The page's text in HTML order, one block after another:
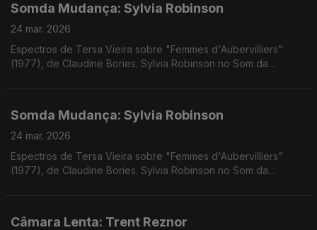
Somda Mudança: Sylvia Robinson
24 mar. 2026
Espectros de Tersa Vieira sobre "Femmes d'Aubervilliers"
(1977), de Claudine Bories. Sylvia Robinson no Som da
Somda Mudança: Sylvia Robinson
24 mar. 2026
Espectros de Tersa Vieira sobre "Femmes d'Aubervilliers"
(1977), de Claudine Bories. Sylvia Robinson no Som da
Câmara Lenta: Trent Reznor